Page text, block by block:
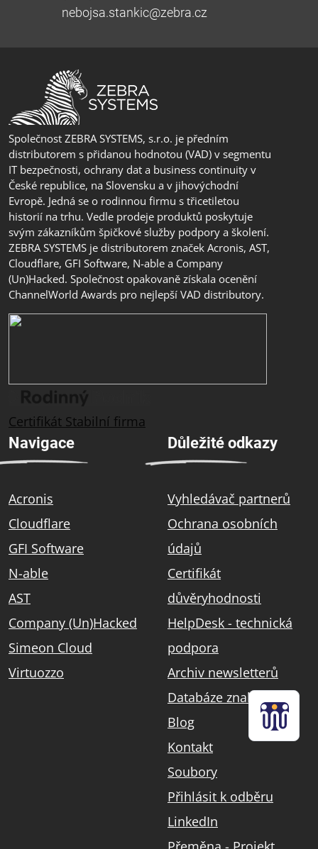
nebojsa.stankic@zebra.cz
Společnost ZEBRA SYSTEMS, s.r.o. je předním
distributorem s přidanou hodnotou (VAD) v segmentu
IT bezpečnosti, ochrany dat a business continuity v
České republice, na Slovensku a v jihovýchodní
Evropě. Jedná se o rodinnou firmu s třicetiletou
historií na trhu. Vedle prodeje produktů poskytuje
svým zákazníkům špičkové služby podpory a školení.
ZEBRA SYSTEMS je distributorem značek Acronis, AST,
Cloudflare, GFI Software, N-able a Company
(Un)Hacked. Společnost opakovaně získala ocenění
ChannelWorld Awards pro nejlepší VAD distributory.
Certifikát Stabilní firma
Navigace
Acronis
Cloudflare
GFI Software
N-able
AST
Company (Un)Hacked
Simeon Cloud
Virtuozzo
Důležité odkazy
Vyhledávač partnerů
Ochrana osobních
údajů
Certifikát
důvěryhodnosti
HelpDesk - technická
podpora
Archiv newsletterů
Databáze znalostí
Blog
Kontakt
Soubory
Přihlásit k odběru
LinkedIn